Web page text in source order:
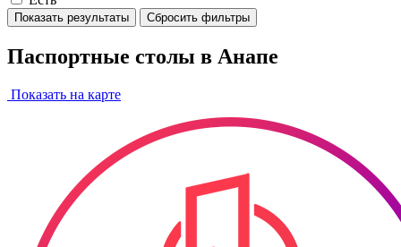
Показать результаты Сбросить фильтры
Паспортные столы в Анапе
Показать на карте